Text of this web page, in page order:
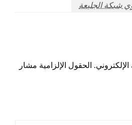
شبكة الجليعة
الحقول الإلزامية مشار